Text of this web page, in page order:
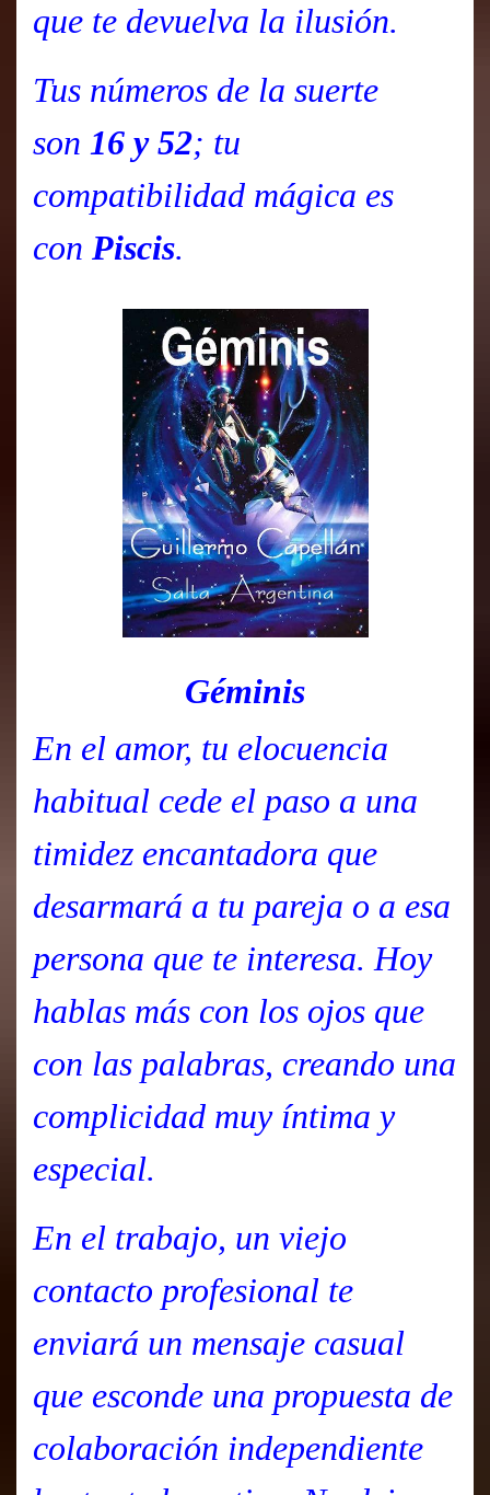
que te devuelva la ilusión.
Tus números de la suerte
son 16 y 52; tu
compatibilidad mágica es
con Piscis.
Géminis
En el amor, tu elocuencia
habitual cede el paso a una
timidez encantadora que
desarmará a tu pareja o a esa
persona que te interesa. Hoy
hablas más con los ojos que
con las palabras, creando una
complicidad muy íntima y
especial.
En el trabajo, un viejo
contacto profesional te
enviará un mensaje casual
que esconde una propuesta de
colaboración independiente